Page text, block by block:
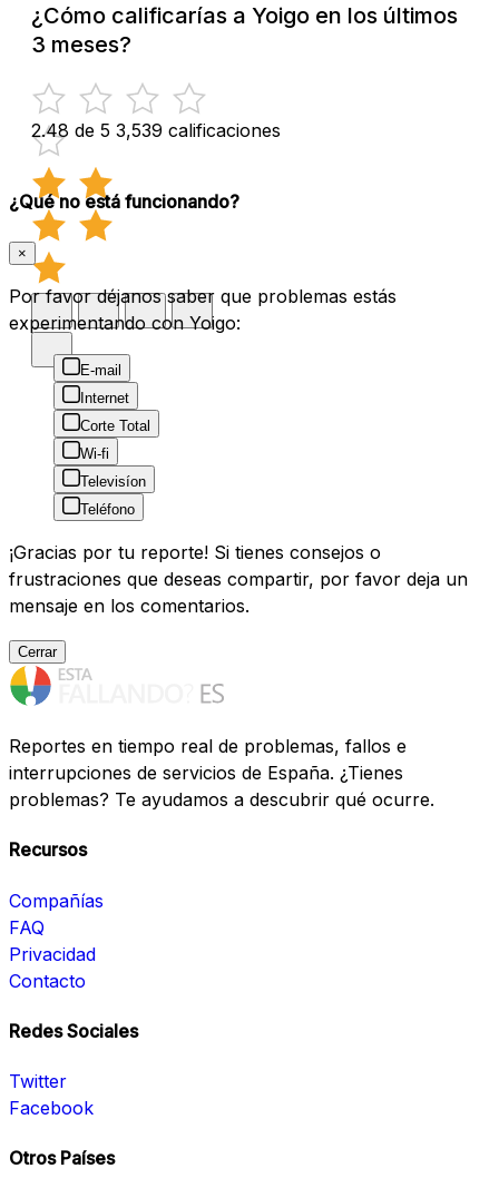
¿Cómo calificarías a Yoigo en los últimos
3 meses?
2.48 de 5 3,539 calificaciones
¿Qué no está funcionando?
×
Por favor déjanos saber que problemas estás
experimentando con Yoigo:
E-mail
Internet
Corte Total
Wi-fi
Televisíon
Teléfono
¡Gracias por tu reporte! Si tienes consejos o
frustraciones que deseas compartir, por favor deja un
mensaje en los comentarios.
Cerrar
Reportes en tiempo real de problemas, fallos e
interrupciones de servicios de España. ¿Tienes
problemas? Te ayudamos a descubrir qué ocurre.
Recursos
Compañías
FAQ
Privacidad
Contacto
Redes Sociales
Twitter
Facebook
Otros Países